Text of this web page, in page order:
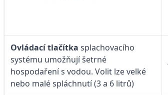
Ovládací tlačítka splachovacího
systému umožňují šetrné
hospodaření s vodou. Volit lze velké
nebo malé spláchnutí (3 a 6 litrů)